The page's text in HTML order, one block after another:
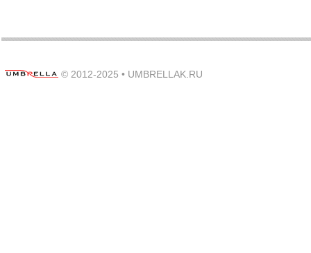
© 2012-2025 • UMBRELLAK.RU